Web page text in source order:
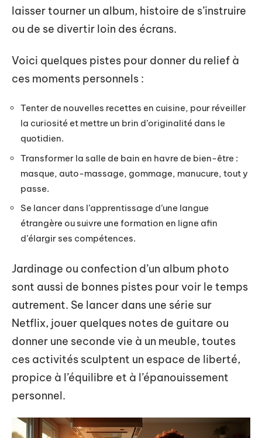
laisser tourner un album, histoire de s’instruire
ou de se divertir loin des écrans.
Voici quelques pistes pour donner du relief à
ces moments personnels :
Tenter de nouvelles recettes en cuisine, pour réveiller
la curiosité et mettre un brin d’originalité dans le
quotidien.
Transformer la salle de bain en havre de bien-être :
masque, auto-massage, gommage, manucure, tout y
passe.
Se lancer dans l’apprentissage d’une langue
étrangère ou suivre une formation en ligne afin
d’élargir ses compétences.
Jardinage ou confection d’un album photo
sont aussi de bonnes pistes pour voir le temps
autrement. Se lancer dans une série sur
Netflix, jouer quelques notes de guitare ou
donner une seconde vie à un meuble, toutes
ces activités sculptent un espace de liberté,
propice à l’équilibre et à l’épanouissement
personnel.